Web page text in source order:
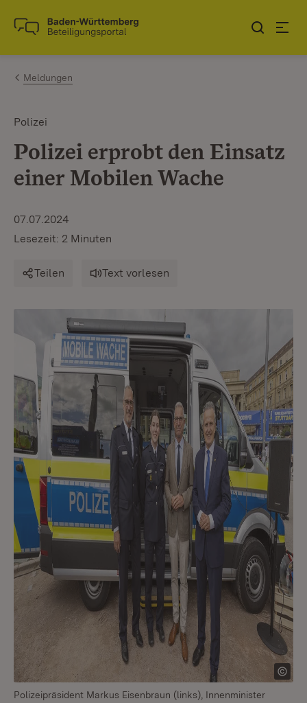
Zum Inhalt springen
Link zur Startseite
Meldungen
Polizei
Polizei erprobt den Einsatz
einer Mobilen Wache
07.07.2024
Lesezeit: 2 Minuten
Teilen Text vorlesen
Polizeipräsident Markus Eisenbraun (links), Innenminister